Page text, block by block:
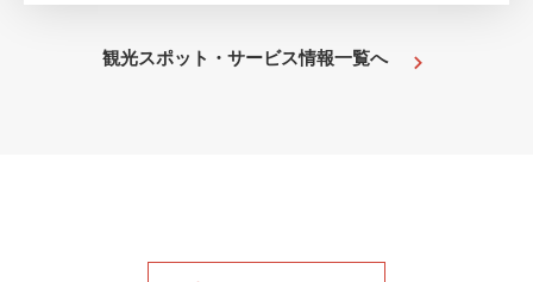
観光スポット・サービス情報一覧へ